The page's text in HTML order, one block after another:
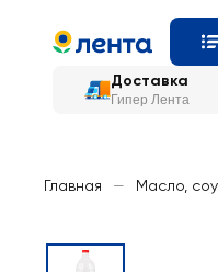
Доставка
Гипер Лента
Главная — Масло,